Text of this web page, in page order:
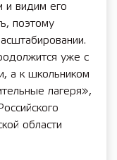
и видим его
поэтому
уже с
а к школьником
лагеря»,
области